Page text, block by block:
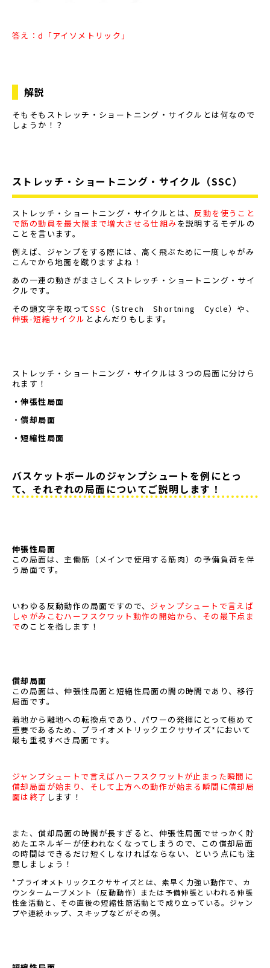
答え：d「アイソメトリック」
解説
そもそもストレッチ・ショートニング・サイクルとは何なので
しょうか！？
ストレッチ・ショートニング・サイクル（SSC）
ストレッチ・ショートニング・サイクルとは、反動を使うこと
で筋の動員を最大限まで増大させる仕組みを説明するモデルの
ことを言います。
例えば、ジャンプをする際には、高く飛ぶために一度しゃがみ
こんでから地面を蹴りますよね！
あの一連の動きがまさしくストレッチ・ショートニング・サイ
クルです。
その頭文字を取ってSSC （Strech Shortning Cycle）や、
伸張-短縮サイクル とよんだりもします。
ストレッチ・ショートニング・サイクルは３つの局面に分けら
れます！
・伸張性局面
・償却局面
・短縮性局面
バスケットボールのジャンプシュートを例にとっ
て、それぞれの局面についてご説明します！
伸張性局面
この局面は、主働筋（メインで使用する筋肉）の予備負荷を伴
う局面です。
いわゆる反動動作の局面ですので、 ジャンプシュートで言えば
しゃがみこむハーフスクワット動作の開始から、その最下点ま
でのことを指します！
償却局面
この局面は、伸張性局面と短縮性局面の間の時間であり、移行
局面です。
着地から離地への転換点であり、パワーの発揮にとって極めて
重要であるため、プライオメトリックエクササイズ*において
最も重視すべき局面です。
ジャンプシュートで言えばハーフスクワットが止まった瞬間に
償却局面が始まり、そして上方への動作が始まる瞬間に償却局
面は終了 します！
また、償却局面の時間が長すぎると、伸張性局面でせっかく貯
めたエネルギーが使われなくなってしまうので、この償却局面
の時間はできるだけ短くしなければならない、という点にも注
意しましょう！
*プライオメトリックエクササイズとは、素早く力強い動作で、カ
ウンタームーブメント（反動動作）または予備伸張といわれる伸張
性金活動と、その直後の短縮性筋活動とで成り立っている。ジャン
プや連続ホップ、スキップなどがその例。